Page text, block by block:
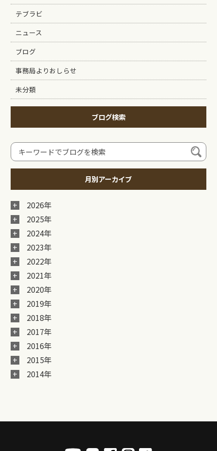
テブラビ
ニュース
ブログ
事務局よりおしらせ
未分類
ブログ検索
月別アーカイブ
2026年
2025年
2024年
2023年
2022年
2021年
2020年
2019年
2018年
2017年
2016年
2015年
2014年